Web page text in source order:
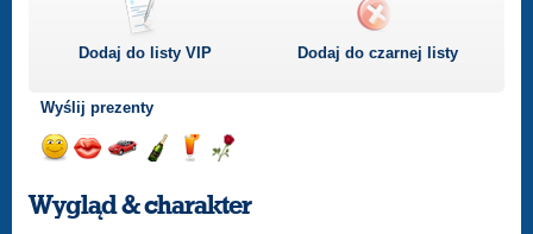
Dodaj do listyVIP Dodaj do czarnej listy
Wyślij prezenty
uśmiech
buziakasamochodem
szampana
drinka
różę
Wygląd & charakter